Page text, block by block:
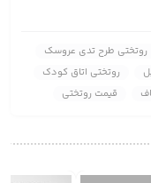
روتختی طرح تدی عروسک
روتختی اتاق کودک
قیمت روتختی